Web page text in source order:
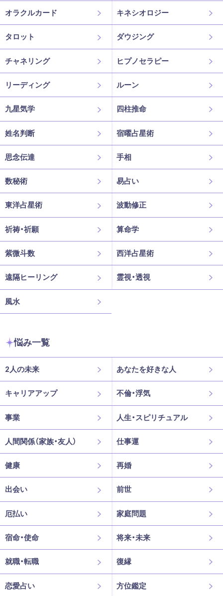
オラクルカード キネシオロジー
タロット ダウジング
チャネリング ヒプノセラピー
リーディング ルーン
九星気学 四柱推命
姓名判断 宿曜占星術
思念伝達 手相
数秘術 易占い
東洋占星術 波動修正
祈祷・祈願 算命学
紫微斗数 西洋占星術
遠隔ヒーリング 霊視・透視
風水
悩み一覧
2人の未来 あなたを好きな人
キャリアアップ 不倫・浮気
事業 人生・スピリチュアル
人間関係（家族・友人） 仕事運
健康 再婚
出会い 前世
厄払い 家庭問題
宿命・使命 将来・未来
就職・転職 復縁
恋愛占い 方位鑑定